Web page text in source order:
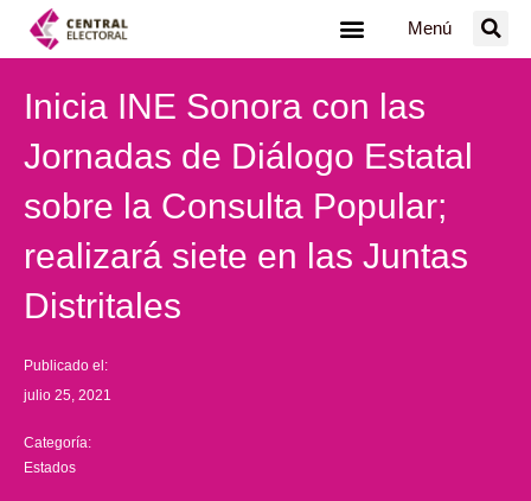
Menú
Inicia INE Sonora con las
Jornadas de Diálogo Estatal
sobre la Consulta Popular;
realizará siete en las Juntas
Distritales
Publicado el:
julio 25, 2021
Categoría:
Estados